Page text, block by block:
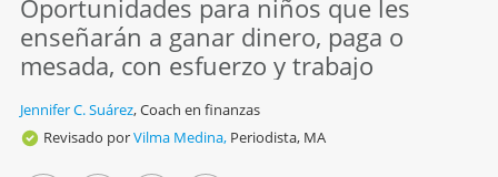
Oportunidades para niños que les
enseñarán a ganar dinero, paga o
mesada, con esfuerzo y trabajo
Jennifer C. Suárez,Coach en finanzas
Revisado porVilma Medina, Periodista, MA